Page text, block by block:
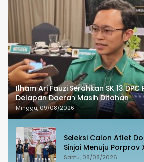
Ilham Ari Fauzi Serahkan SK 13 DPC
Delapan Daerah Masih Ditahan
Minggu, 09/08/2026
Seleksi Calon Atlet
Sinjai Menuju Porprov
Sabtu, 08/08/2026